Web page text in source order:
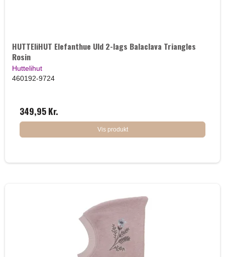
HUTTEliHUT Elefanthue Uld 2-lags Balaclava Triangles
Rosin
Huttelihut
460192-9724
349,95 Kr.
Vis produkt